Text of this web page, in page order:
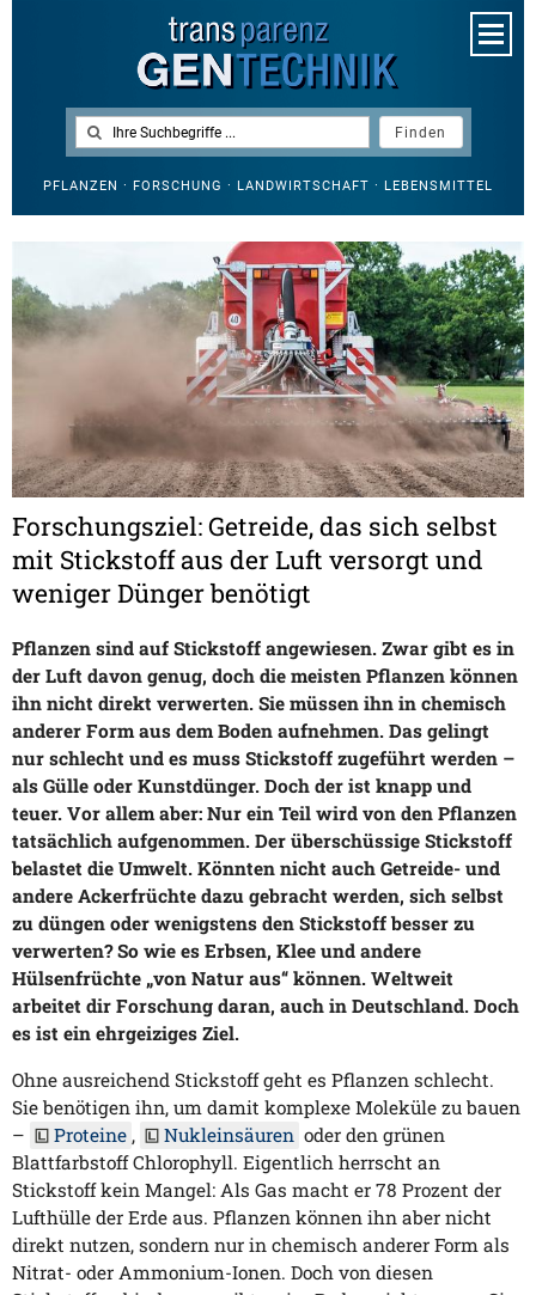
PFLANZEN · FORSCHUNG · LANDWIRTSCHAFT · LEBENSMITTEL
Forschungsziel: Getreide, das sich selbst
mit Stickstoff aus der Luft versorgt und
weniger Dünger benötigt
Pflanzen sind auf Stickstoff angewiesen. Zwar gibt es in
der Luft davon genug, doch die meisten Pflanzen können
ihn nicht direkt verwerten. Sie müssen ihn in chemisch
anderer Form aus dem Boden aufnehmen. Das gelingt
nur schlecht und es muss Stickstoff zugeführt werden –
als Gülle oder Kunstdünger. Doch der ist knapp und
teuer. Vor allem aber: Nur ein Teil wird von den Pflanzen
tatsächlich aufgenommen. Der überschüssige Stickstoff
belastet die Umwelt. Könnten nicht auch Getreide- und
andere Ackerfrüchte dazu gebracht werden, sich selbst
zu düngen oder wenigstens den Stickstoff besser zu
verwerten? So wie es Erbsen, Klee und andere
Hülsenfrüchte „von Natur aus“ können. Weltweit
arbeitet dir Forschung daran, auch in Deutschland. Doch
es ist ein ehrgeiziges Ziel.
Ohne ausreichend Stickstoff geht es Pflanzen schlecht.
Sie benötigen ihn, um damit komplexe Moleküle zu bauen
–
Proteine , Nukleinsäuren oder den grünen
Blattfarbstoff Chlorophyll. Eigentlich herrscht an
Stickstoff kein Mangel: Als Gas macht er 78 Prozent der
Lufthülle der Erde aus. Pflanzen können ihn aber nicht
direkt nutzen, sondern nur in chemisch anderer Form als
Nitrat- oder Ammonium-Ionen. Doch von diesen